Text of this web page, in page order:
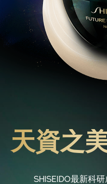
天資之
SHISEIDO最新科